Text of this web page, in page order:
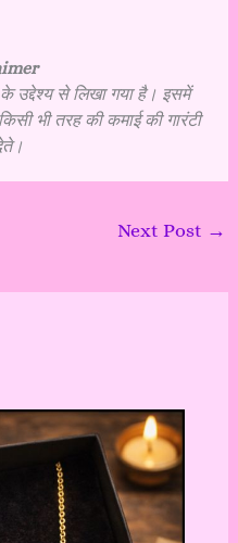
उद्देश्य से लिखा गया है। इसमें
भी तरह की कमाई की गारंटी
Next Post →